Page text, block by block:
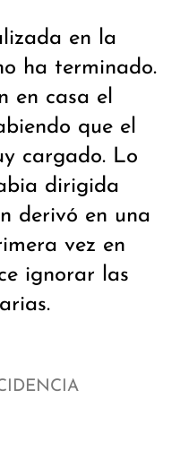
en la
ha terminado.
en casa el
que el
cargado. Lo
dirigida
derivó en una
vez en
ignorar las